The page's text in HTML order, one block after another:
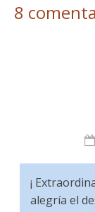
8
¡
alegría el